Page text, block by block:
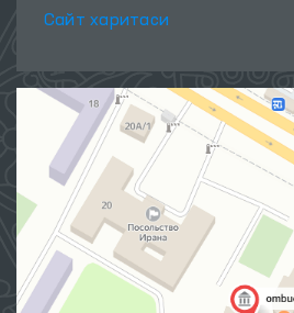
Сайт харитаси